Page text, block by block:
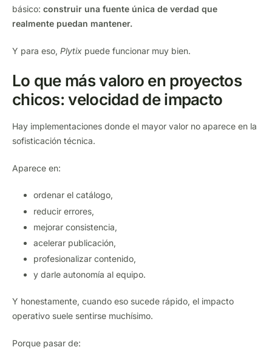
básico: construir una fuente única de verdad que
realmente puedan mantener.
Y para eso, Plytix puede funcionar muy bien.
Lo que más valoro en proyectos
chicos: velocidad de impacto
Hay implementaciones donde el mayor valor no aparece en la
sofisticación técnica.
Aparece en:
ordenar el catálogo,
reducir errores,
mejorar consistencia,
acelerar publicación,
profesionalizar contenido,
y darle autonomía al equipo.
Y honestamente, cuando eso sucede rápido, el impacto
operativo suele sentirse muchísimo.
Porque pasar de: